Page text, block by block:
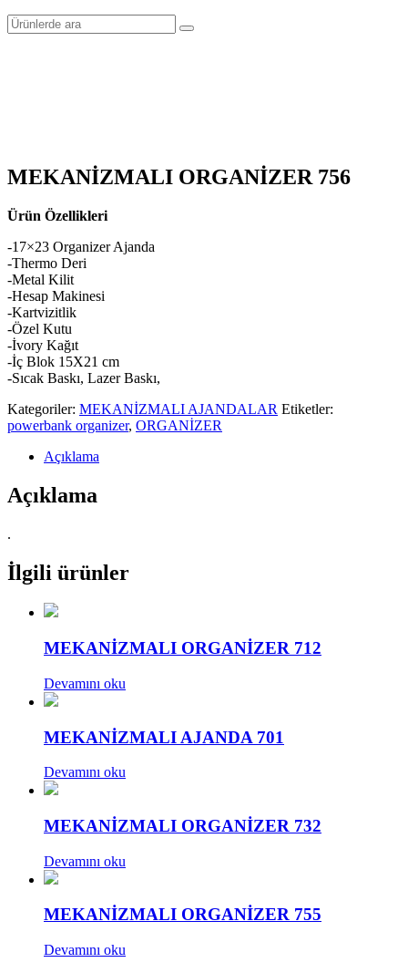
MEKANİZMALI ORGANİZER 756
Ürün Özellikleri
-17×23 Organizer Ajanda
-Thermo Deri
-Metal Kilit
-Hesap Makinesi
-Kartvizitlik
-Özel Kutu
-İvory Kağıt
-İç Blok 15X21 cm
-Sıcak Baskı, Lazer Baskı,
Kategoriler: MEKANİZMALI AJANDALAR Etiketler:
powerbank organizer, ORGANİZER
Açıklama
Açıklama
.
İlgili ürünler
MEKANİZMALI ORGANİZER 712
Devamını oku
MEKANİZMALI AJANDA 701
Devamını oku
MEKANİZMALI ORGANİZER 732
Devamını oku
MEKANİZMALI ORGANİZER 755
Devamını oku